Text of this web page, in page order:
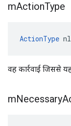
mActionType
ActionType
वह कार्रवाई जिससे
mNecessary